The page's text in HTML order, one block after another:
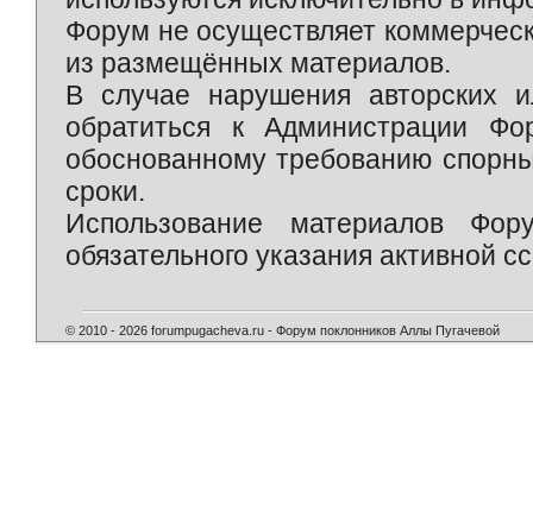
Форум не осуществляет
из размещённых материалов.
В случае нарушения авторских
обратиться к Администрации
обоснованному требованию
сроки.
Использование материалов
обязательного указания активной
© 2010 - 2026 forumpugacheva.ru - Форум поклонников Аллы Пугачевой